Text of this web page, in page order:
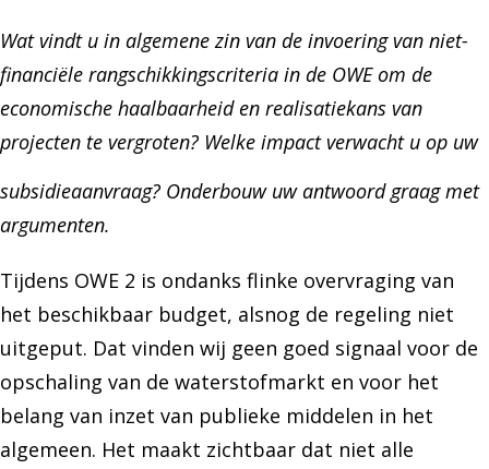
Wat vindt u in algemene zin van de invoering van niet-
financiële rangschikkingscriteria in de OWE om de
economische haalbaarheid en realisatiekans van
projecten te vergroten? Welke impact verwacht u op uw
subsidieaanvraag? Onderbouw uw antwoord graag met
argumenten.
Tijdens OWE 2 is ondanks flinke overvraging van
het beschikbaar budget, alsnog de regeling niet
uitgeput. Dat vinden wij geen goed signaal voor de
opschaling van de waterstofmarkt en voor het
belang van inzet van publieke middelen in het
algemeen. Het maakt zichtbaar dat niet alle